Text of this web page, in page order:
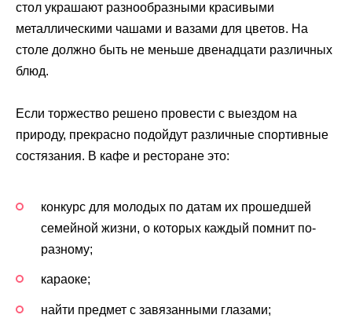
стол украшают разнообразными красивыми
металлическими чашами и вазами для цветов. На
столе должно быть не меньше двенадцати различных
блюд.
Если торжество решено провести с выездом на
природу, прекрасно подойдут различные спортивные
состязания. В кафе и ресторане это:
конкурс для молодых по датам их прошедшей
семейной жизни, о которых каждый помнит по-
разному;
караоке;
найти предмет с завязанными глазами;